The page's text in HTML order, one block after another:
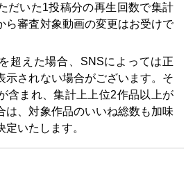
だいた1投稿分の再生回数で集計
ら審査対象動画の変更はお受けで
超えた場合、SNSによっては正
示されない場合がございます。そ
含まれ、集計上上位2作品以上が
は、対象作品のいいね総数も加味
定いたします。